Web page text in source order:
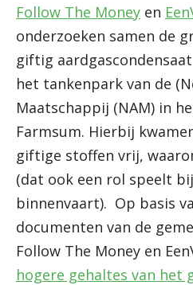
Follow The Money en
onderzoeken samen de
giftig
het tankenpark van de
Maatschappij (NAM) in
Farmsum. Hierbij
giftige stoffen vrij,
(dat ook een rol speelt
binnenvaart). Op basis
documenten van de
Follow The Money en
hogere gehaltes van het